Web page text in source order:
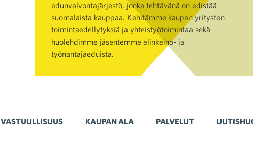
edunvalvontajärjestö, jonka tehtävänä on edistää
suomalaista kauppaa. Kehitämme kaupan yritysten
toimintaedellytyksiä ja yhteistyötoimintaa sekä
huolehdimme jäsentemme elinkeino- ja
työnantajaeduista.
VASTUULLISUUS KAUPAN ALA PALVELUT